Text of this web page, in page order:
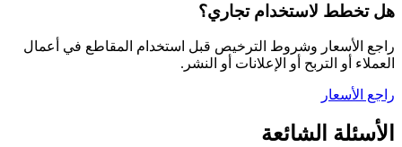
هل تخطط لاستخدام تجاري؟
راجع الأسعار وشروط الترخيص قبل استخدام المقاطع في أعمال
العملاء أو التربح أو الإعلانات أو النشر.
راجع الأسعار
الأسئلة الشائعة